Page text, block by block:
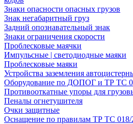
Знаки опасности опасных грузов
Знак негабаритный груз
Задний опознавательный знак
Знаки ограничения скорости
Проблесковые маячки
Импульсные | светодиодные маяки
Проблесковые маяки
Устройства заземления
Оборудование по ДОПОГ и ТР ТС
Противооткатные упоры для
Пеналы огнетушителя
Очки защитные
Оснащение по правилам ТР ТС 018/